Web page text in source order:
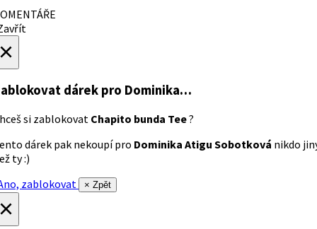
dárek pro Dominika…
si zablokovat Chapito bunda Tee?
dárek pak nekoupí pro Dominika Atigu Sobotková nikdo
ty :)
zablokovat
× Zpět